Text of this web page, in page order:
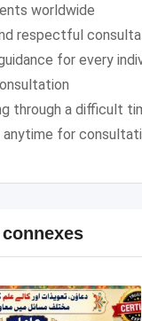
worldwide
respectful
for every
through a difficult
anytime for